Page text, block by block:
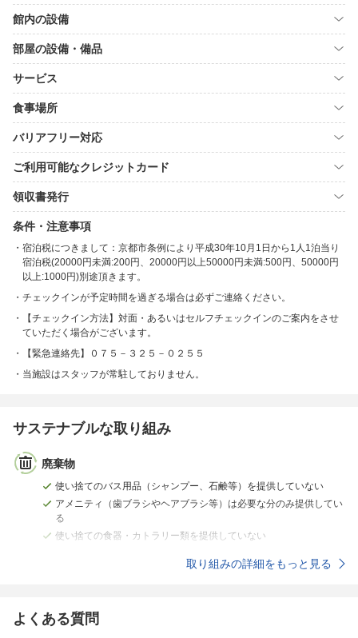
館内の設備
部屋の設備・備品
サービス
食事場所
バリアフリー対応
ご利用可能なクレジットカード
領収書発行
条件・注意事項
宿泊税につきまして：京都市条例により平成30年10月1日から1人1泊当り
宿泊税(20000円未満:200円、20000円以上50000円未満:500円、50000円
以上:1000円)別途頂きます。
チェックインが予定時間を過ぎる場合は必ずご連絡ください。
【チェックイン方法】対面・あるいはセルフチェックインのご案内をさせ
ていただく場合がございます。
【緊急連絡先】０７５－３２５－０２５５
当施設はスタッフが常駐しておりません。
サステナブルな取り組み
廃棄物
使い捨てのバス用品（シャンプー、石鹸等）を提供していない
アメニティ（歯ブラシやヘアブラシ等）は必要な分のみ提供してい
る
使い捨ての食器・カトラリー類を提供していない
取り組みの詳細をもっと見る
よくある質問